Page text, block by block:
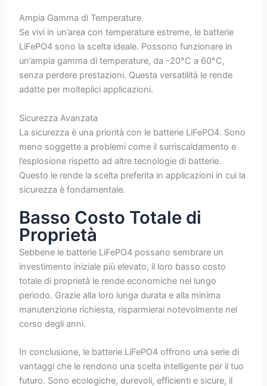
Ampia Gamma di Temperature
Se vivi in un’area con temperature estreme, le batterie
LiFePO4 sono la scelta ideale. Possono funzionare in
un’ampia gamma di temperature, da -20°C a 60°C,
senza perdere prestazioni. Questa versatilità le rende
adatte per molteplici applicazioni.
Sicurezza Avanzata
La sicurezza è una priorità con le batterie LiFePO4. Sono
meno soggette a problemi come il surriscaldamento e
l’esplosione rispetto ad altre tecnologie di batterie.
Questo le rende la scelta preferita in applicazioni in cui la
sicurezza è fondamentale.
Basso Costo Totale di
Proprietà
Sebbene le batterie LiFePO4 possano sembrare un
investimento iniziale più elevato, il loro basso costo
totale di proprietà le rende economiche nel lungo
periodo. Grazie alla loro lunga durata e alla minima
manutenzione richiesta, risparmierai notevolmente nel
corso degli anni.
In conclusione, le batterie LiFePO4 offrono una serie di
vantaggi che le rendono una scelta intelligente per il tuo
futuro. Sono ecologiche, durevoli, efficienti e sicure, il